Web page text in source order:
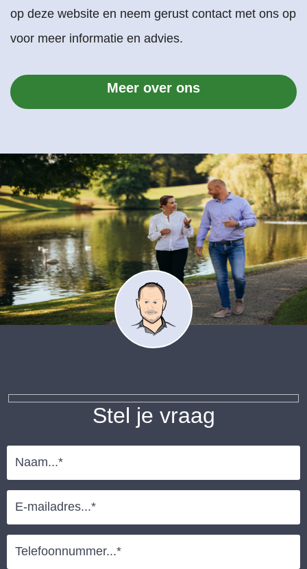
op deze website en neem gerust contact met ons op
voor meer informatie en advies.
Meer over ons
Stel je vraag